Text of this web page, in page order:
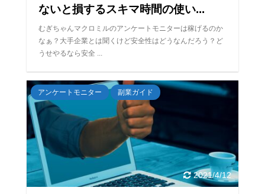
ないと損するスキマ時間の使い...
むぎちゃんマクロミルのアンケートモニターは稼げるのか
なぁ？大手企業とは聞くけど安全性はどうなんだろう？ど
うせやるなら安全 ...
2021/4/12
アンケートモニター 副業ガイド